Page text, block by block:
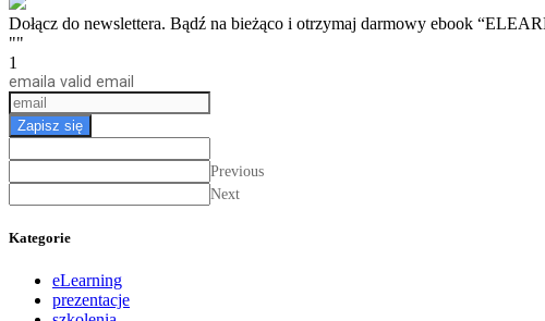
Dołącz do newslettera. Bądź na bieżąco i otrzymaj darmowy ebook
""
1
email a valid email
Zapisz się
Previous
Next
Kategorie
eLearning
prezentacje